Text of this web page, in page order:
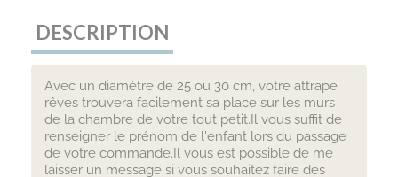
DESCRIPTION
Avec un diamètre de 25 ou 30 cm, votre attrape
rêves trouvera facilement sa place sur les murs
de la chambre de votre tout petit.Il vous suffit de
renseigner le prénom de l'enfant lors du passage
de votre commande.Il vous est possible de me
laisser un message si vous souhaitez faire des